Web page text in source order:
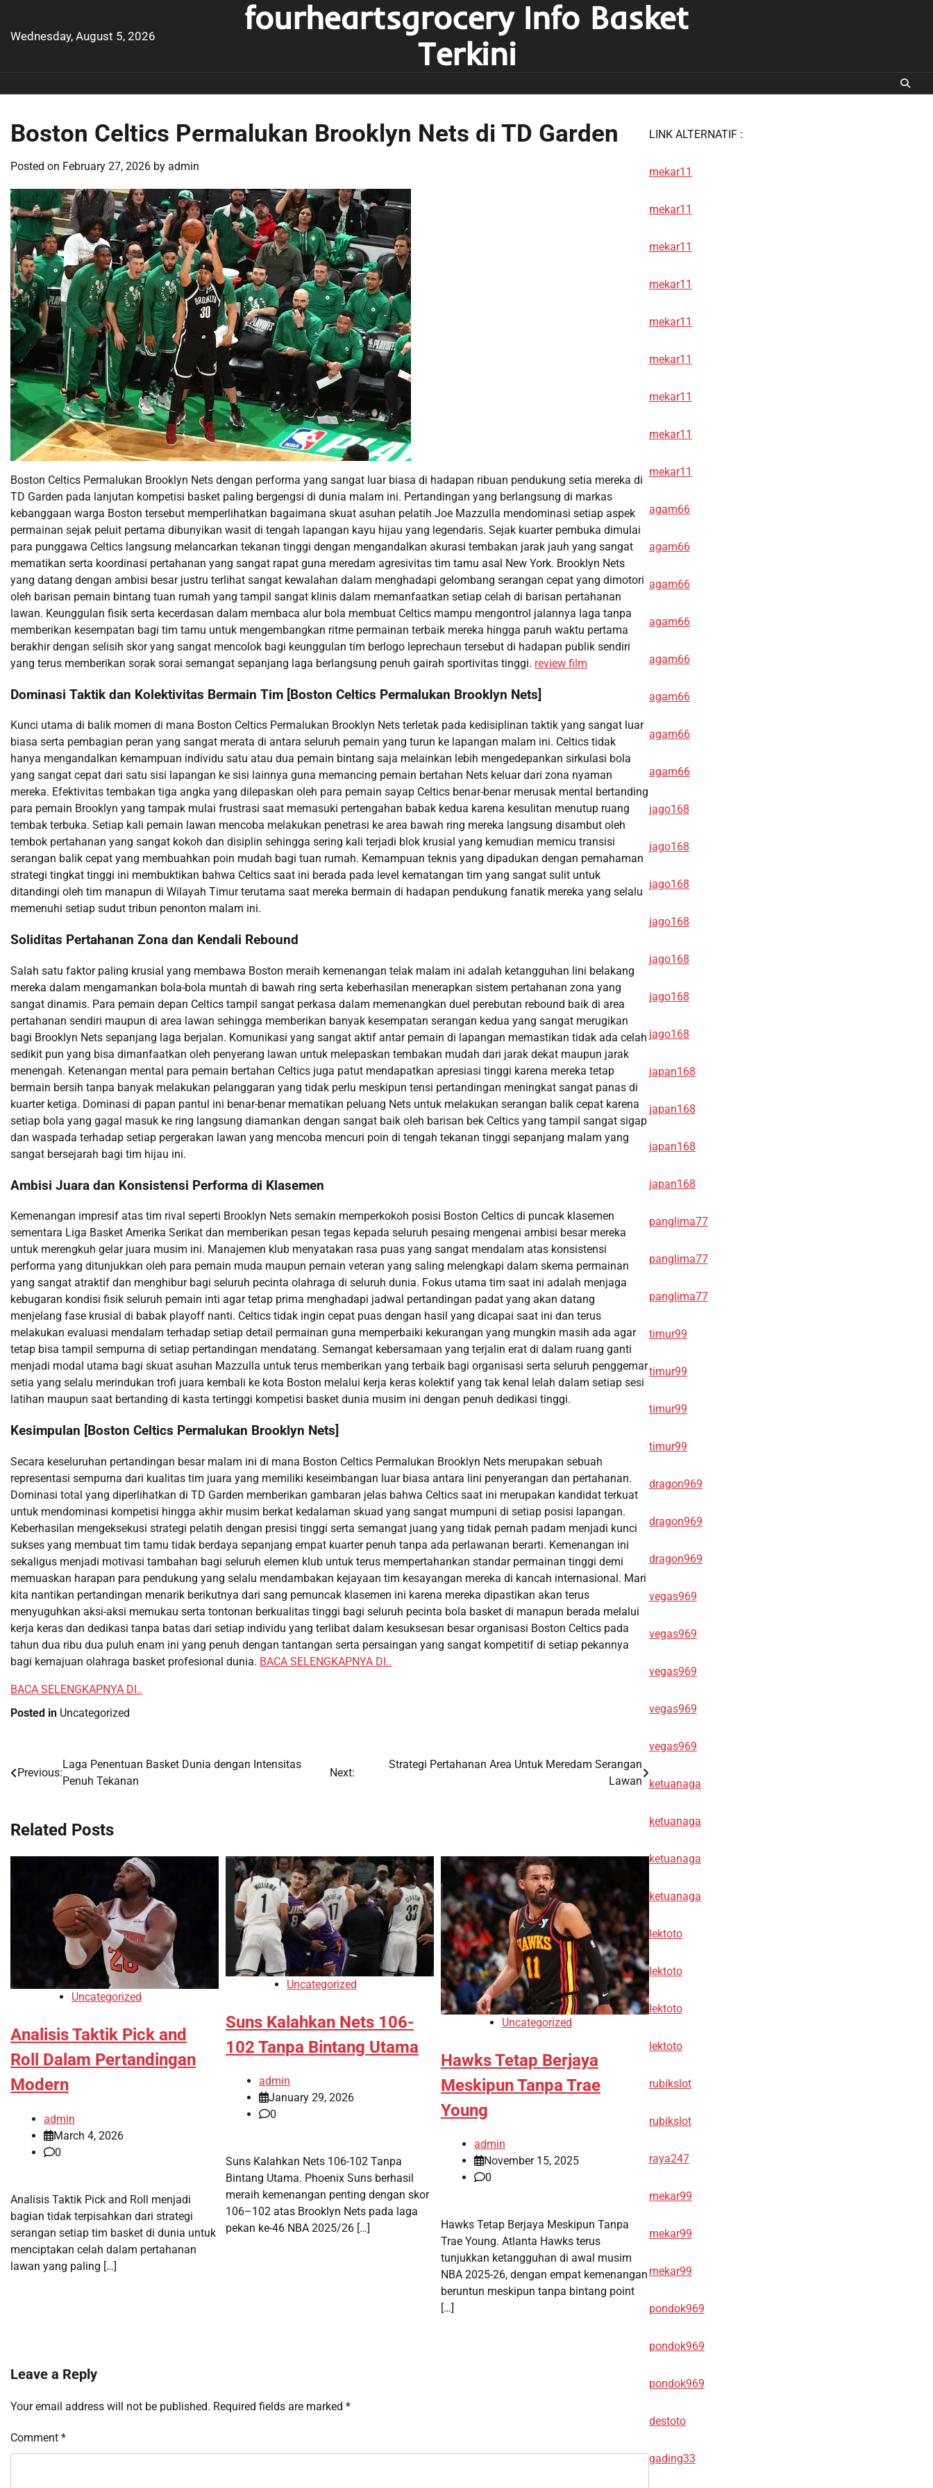
content
Wednesday, August 5, 2026
fourheartsgrocery Info Basket
Terkini
Boston Celtics Permalukan Brooklyn Nets di TD Garden
Posted on February 27, 2026 by admin
Boston Celtics Permalukan Brooklyn Nets dengan performa yang sangat luar biasa di hadapan ribuan pendukung setia mereka di
TD Garden pada lanjutan kompetisi basket paling bergengsi di dunia malam ini. Pertandingan yang berlangsung di markas
kebanggaan warga Boston tersebut memperlihatkan bagaimana skuat asuhan pelatih Joe Mazzulla mendominasi setiap aspek
permainan sejak peluit pertama dibunyikan wasit di tengah lapangan kayu hijau yang legendaris. Sejak kuarter pembuka dimulai
para punggawa Celtics langsung melancarkan tekanan tinggi dengan mengandalkan akurasi tembakan jarak jauh yang sangat
mematikan serta koordinasi pertahanan yang sangat rapat guna meredam agresivitas tim tamu asal New York. Brooklyn Nets
yang datang dengan ambisi besar justru terlihat sangat kewalahan dalam menghadapi gelombang serangan cepat yang dimotori
oleh barisan pemain bintang tuan rumah yang tampil sangat klinis dalam memanfaatkan setiap celah di barisan pertahanan
lawan. Keunggulan fisik serta kecerdasan dalam membaca alur bola membuat Celtics mampu mengontrol jalannya laga tanpa
memberikan kesempatan bagi tim tamu untuk mengembangkan ritme permainan terbaik mereka hingga paruh waktu pertama
berakhir dengan selisih skor yang sangat mencolok bagi keunggulan tim berlogo leprechaun tersebut di hadapan publik sendiri
yang terus memberikan sorak sorai semangat sepanjang laga berlangsung penuh gairah sportivitas tinggi. review film
Dominasi Taktik dan Kolektivitas Bermain Tim [Boston Celtics Permalukan Brooklyn Nets]
Kunci utama di balik momen di mana Boston Celtics Permalukan Brooklyn Nets terletak pada kedisiplinan taktik yang sangat luar
biasa serta pembagian peran yang sangat merata di antara seluruh pemain yang turun ke lapangan malam ini. Celtics tidak
hanya mengandalkan kemampuan individu satu atau dua pemain bintang saja melainkan lebih mengedepankan sirkulasi bola
yang sangat cepat dari satu sisi lapangan ke sisi lainnya guna memancing pemain bertahan Nets keluar dari zona nyaman
mereka. Efektivitas tembakan tiga angka yang dilepaskan oleh para pemain sayap Celtics benar-benar merusak mental bertanding
para pemain Brooklyn yang tampak mulai frustrasi saat memasuki pertengahan babak kedua karena kesulitan menutup ruang
tembak terbuka. Setiap kali pemain lawan mencoba melakukan penetrasi ke area bawah ring mereka langsung disambut oleh
tembok pertahanan yang sangat kokoh dan disiplin sehingga sering kali terjadi blok krusial yang kemudian memicu transisi
serangan balik cepat yang membuahkan poin mudah bagi tuan rumah. Kemampuan teknis yang dipadukan dengan pemahaman
strategi tingkat tinggi ini membuktikan bahwa Celtics saat ini berada pada level kematangan tim yang sangat sulit untuk
ditandingi oleh tim manapun di Wilayah Timur terutama saat mereka bermain di hadapan pendukung fanatik mereka yang selalu
memenuhi setiap sudut tribun penonton malam ini.
Soliditas Pertahanan Zona dan Kendali Rebound
Salah satu faktor paling krusial yang membawa Boston meraih kemenangan telak malam ini adalah ketangguhan lini belakang
mereka dalam mengamankan bola-bola muntah di bawah ring serta keberhasilan menerapkan sistem pertahanan zona yang
sangat dinamis. Para pemain depan Celtics tampil sangat perkasa dalam memenangkan duel perebutan rebound baik di area
pertahanan sendiri maupun di area lawan sehingga memberikan banyak kesempatan serangan kedua yang sangat merugikan
bagi Brooklyn Nets sepanjang laga berjalan. Komunikasi yang sangat aktif antar pemain di lapangan memastikan tidak ada celah
sedikit pun yang bisa dimanfaatkan oleh penyerang lawan untuk melepaskan tembakan mudah dari jarak dekat maupun jarak
menengah. Ketenangan mental para pemain bertahan Celtics juga patut mendapatkan apresiasi tinggi karena mereka tetap
bermain bersih tanpa banyak melakukan pelanggaran yang tidak perlu meskipun tensi pertandingan meningkat sangat panas di
kuarter ketiga. Dominasi di papan pantul ini benar-benar mematikan peluang Nets untuk melakukan serangan balik cepat karena
setiap bola yang gagal masuk ke ring langsung diamankan dengan sangat baik oleh barisan bek Celtics yang tampil sangat sigap
dan waspada terhadap setiap pergerakan lawan yang mencoba mencuri poin di tengah tekanan tinggi sepanjang malam yang
sangat bersejarah bagi tim hijau ini.
Ambisi Juara dan Konsistensi Performa di Klasemen
Kemenangan impresif atas tim rival seperti Brooklyn Nets semakin memperkokoh posisi Boston Celtics di puncak klasemen
sementara Liga Basket Amerika Serikat dan memberikan pesan tegas kepada seluruh pesaing mengenai ambisi besar mereka
untuk merengkuh gelar juara musim ini. Manajemen klub menyatakan rasa puas yang sangat mendalam atas konsistensi
performa yang ditunjukkan oleh para pemain muda maupun pemain veteran yang saling melengkapi dalam skema permainan
yang sangat atraktif dan menghibur bagi seluruh pecinta olahraga di seluruh dunia. Fokus utama tim saat ini adalah menjaga
kebugaran kondisi fisik seluruh pemain inti agar tetap prima menghadapi jadwal pertandingan padat yang akan datang
menjelang fase krusial di babak playoff nanti. Celtics tidak ingin cepat puas dengan hasil yang dicapai saat ini dan terus
melakukan evaluasi mendalam terhadap setiap detail permainan guna memperbaiki kekurangan yang mungkin masih ada agar
tetap bisa tampil sempurna di setiap pertandingan mendatang. Semangat kebersamaan yang terjalin erat di dalam ruang ganti
menjadi modal utama bagi skuat asuhan Mazzulla untuk terus memberikan yang terbaik bagi organisasi serta seluruh penggemar
setia yang selalu merindukan trofi juara kembali ke kota Boston melalui kerja keras kolektif yang tak kenal lelah dalam setiap sesi
latihan maupun saat bertanding di kasta tertinggi kompetisi basket dunia musim ini dengan penuh dedikasi tinggi.
Kesimpulan [Boston Celtics Permalukan Brooklyn Nets]
Secara keseluruhan pertandingan besar malam ini di mana Boston Celtics Permalukan Brooklyn Nets merupakan sebuah
representasi sempurna dari kualitas tim juara yang memiliki keseimbangan luar biasa antara lini penyerangan dan pertahanan.
Dominasi total yang diperlihatkan di TD Garden memberikan gambaran jelas bahwa Celtics saat ini merupakan kandidat terkuat
untuk mendominasi kompetisi hingga akhir musim berkat kedalaman skuad yang sangat mumpuni di setiap posisi lapangan.
Keberhasilan mengeksekusi strategi pelatih dengan presisi tinggi serta semangat juang yang tidak pernah padam menjadi kunci
sukses yang membuat tim tamu tidak berdaya sepanjang empat kuarter penuh tanpa ada perlawanan berarti. Kemenangan ini
sekaligus menjadi motivasi tambahan bagi seluruh elemen klub untuk terus mempertahankan standar permainan tinggi demi
memuaskan harapan para pendukung yang selalu mendambakan kejayaan tim kesayangan mereka di kancah internasional. Mari
kita nantikan pertandingan menarik berikutnya dari sang pemuncak klasemen ini karena mereka dipastikan akan terus
menyuguhkan aksi-aksi memukau serta tontonan berkualitas tinggi bagi seluruh pecinta bola basket di manapun berada melalui
kerja keras dan dedikasi tanpa batas dari setiap individu yang terlibat dalam kesuksesan besar organisasi Boston Celtics pada
tahun dua ribu dua puluh enam ini yang penuh dengan tantangan serta persaingan yang sangat kompetitif di setiap pekannya
bagi kemajuan olahraga basket profesional dunia. BACA SELENGKAPNYA DI..
BACA SELENGKAPNYA DI..
Posted in Uncategorized
Post
Previous:
Laga Penentuan Basket Dunia dengan Intensitas
Penuh Tekanan
Next:
Strategi Pertahanan Area Untuk Meredam Serangan
Lawan
Related Posts
Uncategorized
Analisis Taktik Pick and
Roll Dalam Pertandingan
Modern
admin
March 4, 2026
0
Analisis Taktik Pick and Roll menjadi
bagian tidak terpisahkan dari strategi
serangan setiap tim basket di dunia untuk
menciptakan celah dalam pertahanan
lawan yang paling […]
Uncategorized
Suns Kalahkan Nets 106-
102 Tanpa Bintang Utama
admin
January 29, 2026
0
Suns Kalahkan Nets 106-102 Tanpa
Bintang Utama. Phoenix Suns berhasil
meraih kemenangan penting dengan skor
106–102 atas Brooklyn Nets pada laga
pekan ke-46 NBA 2025/26 […]
Uncategorized
Hawks Tetap Berjaya
Meskipun Tanpa Trae
Young
admin
November 15, 2025
0
Hawks Tetap Berjaya Meskipun Tanpa
Trae Young. Atlanta Hawks terus
tunjukkan ketangguhan di awal musim
NBA 2025-26, dengan empat kemenangan
beruntun meskipun tanpa bintang point
[…]
Leave a Reply
Your email address will not be published. Required fields are marked *
Comment *
LINK ALTERNATIF :
mekar11
mekar11
mekar11
mekar11
mekar11
mekar11
mekar11
mekar11
mekar11
agam66
agam66
agam66
agam66
agam66
agam66
agam66
agam66
jago168
jago168
jago168
jago168
jago168
jago168
jago168
japan168
japan168
japan168
japan168
panglima77
panglima77
panglima77
timur99
timur99
timur99
timur99
dragon969
dragon969
dragon969
vegas969
vegas969
vegas969
vegas969
vegas969
ketuanaga
ketuanaga
ketuanaga
ketuanaga
lektoto
lektoto
lektoto
lektoto
rubikslot
rubikslot
raya247
mekar99
mekar99
mekar99
pondok969
pondok969
pondok969
destoto
gading33